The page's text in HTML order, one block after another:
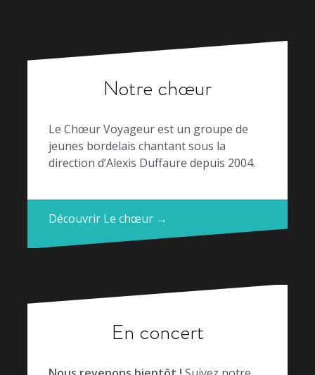
Notre chœur
Le Chœur Voyageur est un groupe de
jeunes bordelais chantant sous la
direction d’Alexis Duffaure depuis 2004.
Découvrir Le chœur →
En concert